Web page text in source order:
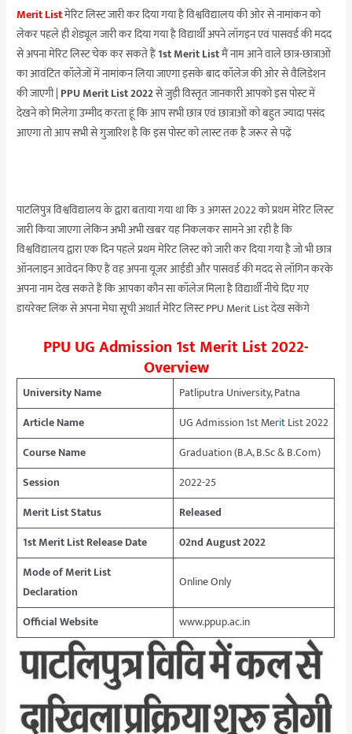
Merit Listमेरिट लिस्ट जारी कर दिया गया है विश्वविद्यालय की ओर से नामांकन को
लेकर पहले ही शेड्यूल जारी कर दिया गया है विद्यार्थी अपने लॉगइन एवं पासवर्ड की मदद
से अपना मेरिट लिस्ट चेक कर सकते हैं1st Merit Listमैं नाम आने वाले छात्र-छात्राओं
का आवंटित कॉलेजों में नामांकन लिया जाएगा इसके बाद कॉलेज की ओर से वैलिडेशन
की जाएगी | PPU Merit List 2022से जुड़ी विस्तृत जानकारी आपको इस पोस्ट में
देखने को मिलेगा उम्मीद करता हूं कि आप सभी छात्र एवं छात्राओं को बहुत ज्यादा पसंद
आएगा तो आप सभी से गुजारिश है कि इस पोस्ट को लास्ट तक है जरूर से पढ़ें
पाटलिपुत्र विश्वविद्यालय के द्वारा बताया गया था कि 3 अगस्त 2022 को प्रथम मेरिट लिस्ट
जारी किया जाएगा लेकिन अभी अभी खबर यह निकलकर सामने आ रही है कि
विश्वविद्यालय द्वारा एक दिन पहले प्रथम मेरिट लिस्ट को जारी कर दिया गया है जो भी छात्र
ऑनलाइन आवेदन किए हैं वह अपना यूजर आईडी और पासवर्ड की मदद से लॉगिन करके
अपना नाम देख सकते हैं कि आपका कौन सा कॉलेज मिला है विद्यार्थी नीचे दिए गए
डायरेक्ट लिंक से अपना मेघा सूची अथार्त मेरिट लिस्ट PPU Merit List देख सकेंगे
PPU UG Admission 1st Merit List 2022-
Overview
University Name
Patliputra University, Patna
Article Name
UG Admission 1st Merit List 2022
Course Name
Graduation (B.A, B.Sc & B.Com)
Session
2022-25
Merit List Status
Released
1st Merit List Release Date
02nd August 2022
Mode of Merit List
Declaration
Online Only
Official Website www.ppup.ac.in